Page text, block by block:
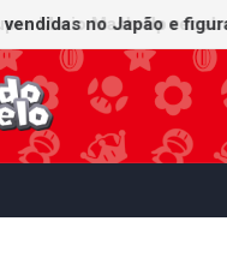
Mario Mash-Up